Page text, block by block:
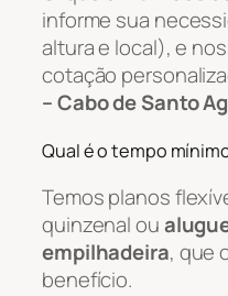
informe sua
altura e local), e
cotação
– Cabo de Santo
Qual é o tempo
Temos planos
quinzenal ou
empilhadeira, que
benefício.